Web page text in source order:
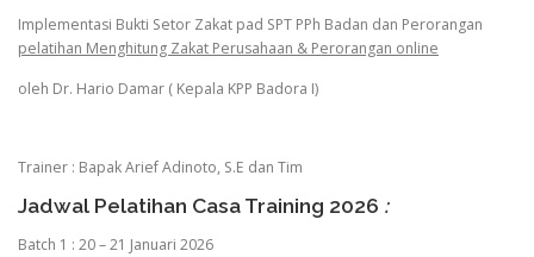
Implementasi Bukti Setor Zakat pad SPT PPh Badan dan Perorangan
pelatihan Menghitung Zakat Perusahaan & Perorangan online
oleh Dr. Hario Damar ( Kepala KPP Badora I)
Trainer : Bapak Arief Adinoto, S.E dan Tim
Jadwal Pelatihan Casa Training 2026 :
Batch 1 : 20 – 21 Januari 2026